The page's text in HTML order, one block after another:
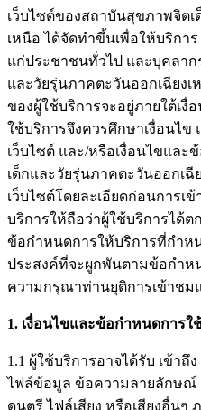
เว็บไซต์ของสถาบันสุขภาพจิต
เหนือ ได้จัดทำขึ้นเพื่อให้บริกา
แก่ประชาชนทั่วไป และบุคลา
และวัยรุ่นภาคตะวันออกเฉียงเ
ของผู้ใช้บริการจะอยู่ภายใต้เ
ใช้บริการจึงควรศึกษาเงื่อนไ
เว็บไซต์ และ/หรือเงื่อนไขแล
เด็กและวัยรุ่นภาคตะวันออกเฉี
เว็บไซต์โดยละเอียดก่อนการเ
บริการให้ถือว่าผู้ใช้บริการได้ต
ข้อกำหนดการให้บริการที่กำห
ประสงค์ที่จะผูกพันตามข้อกำห
ความกรุณาท่านยุติการเข้าชม
1. เงื่อนไขและข้อกำหนดการใ
1.1 ผู้ใช้บริการอาจได้รับ เข้า
ไฟล์ข้อมูล ข้อความลายลักษณ์
ดนตรี ไฟล์เสียง หรือเสียงอื่นๆ